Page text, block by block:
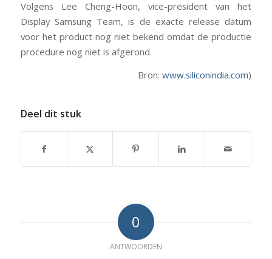
Volgens Lee Cheng-Hoon, vice-president van het
Display Samsung Team, is de exacte release datum
voor het product nog niet bekend omdat de productie
procedure nog niet is afgerond.
Bron: www.siliconindia.com)
Deel dit stuk
0
ANTWOORDEN